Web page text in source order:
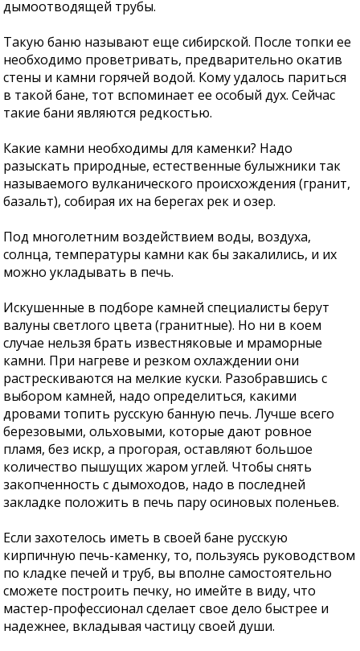
дымоотводящей трубы.
Такую баню называют еще сибирской. После топки ее
необходимо проветривать, предварительно окатив
стены и камни горячей водой. Кому удалось париться
в такой бане, тот вспоминает ее особый дух. Сейчас
такие бани являются редкостью.
Какие камни необходимы для каменки? Надо
разыскать природные, естественные булыжники так
называемого вулканического происхождения (гранит,
базальт), собирая их на берегах рек и озер.
Под многолетним воздействием воды, воздуха,
солнца, температуры камни как бы закалились, и их
можно укладывать в печь.
Искушенные в подборе камней специалисты берут
валуны светлого цвета (гранитные). Но ни в коем
случае нельзя брать известняковые и мраморные
камни. При нагреве и резком охлаждении они
растрескиваются на мелкие куски. Разобравшись с
выбором камней, надо определиться, какими
дровами топить русскую банную печь. Лучше всего
березовыми, ольховыми, которые дают ровное
пламя, без искр, а прогорая, оставляют большое
количество пышущих жаром углей. Чтобы снять
закопченность с дымоходов, надо в последней
закладке положить в печь пару осиновых поленьев.
Если захотелось иметь в своей бане русскую
кирпичную печь-каменку, то, пользуясь руководством
по кладке печей и труб, вы вполне самостоятельно
сможете построить печку, но имейте в виду, что
мастер-профессионал сделает свое дело быстрее и
надежнее, вкладывая частицу своей души.